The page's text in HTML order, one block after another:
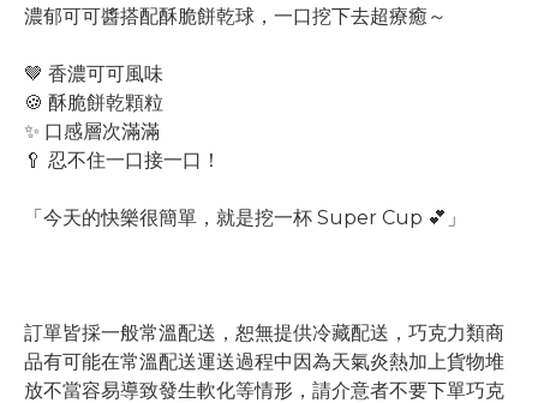
濃郁可可醬搭配酥脆餅乾球，一口挖下去超療癒～
🤎 香濃可可風味
🍪 酥脆餅乾顆粒
✨ 口感層次滿滿
🥄 忍不住一口接一口！
「今天的快樂很簡單，就是挖一杯 Super Cup 💕」
訂單皆採一般常溫配送，恕無提供冷藏配送，巧克力類商
品有可能在常溫配送運送過程中因為天氣炎熱加上貨物堆
放不當容易導致發生軟化等情形，請介意者不要下單巧克